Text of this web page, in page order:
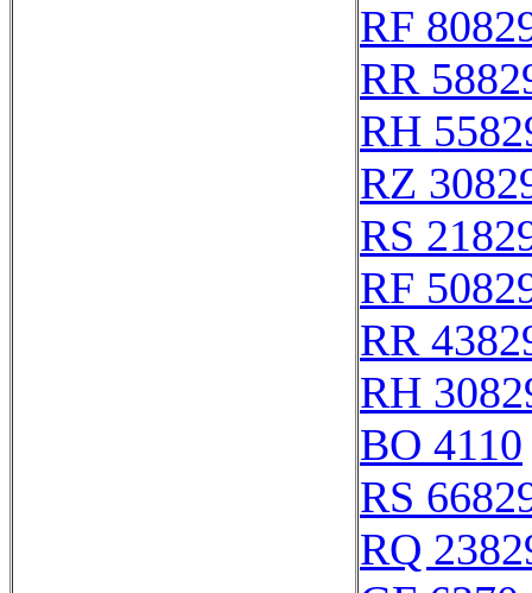
RF
RR
RH
RZ
RS
RF
RR
RH
BO 4110
RS
RQ